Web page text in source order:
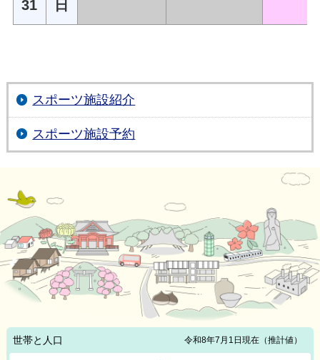
31 日
スポーツ施設紹介
スポーツ施設予約